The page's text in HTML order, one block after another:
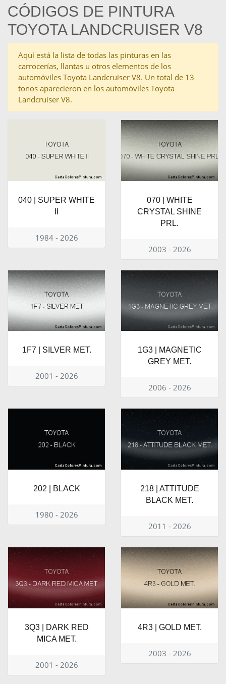
CÓDIGOS DE PINTURA
TOYOTA LANDCRUISER V8
Aquí está la lista de todas las pinturas en las
carrocerías, llantas u otros elementos de los
automóviles Toyota Landcruiser V8. Un total de 13
tonos aparecieron en los automóviles Toyota
Landcruiser V8.
040 | SUPER WHITE
1984 - 2026
070 | WHITE
CRYSTAL SHINE
PRL.
2003 - 2026
1F7 | SILVER MET.
2001 - 2026
1G3 | MAGNETIC
GREY MET.
2006 - 2026
202 | BLACK
1980 - 2026
218 | ATTITUDE
BLACK MET.
2011 - 2026
3Q3 | DARK RED
MICA MET.
2001 - 2026
4R3 | GOLD MET.
2003 - 2026